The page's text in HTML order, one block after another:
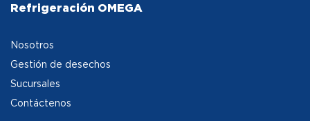
Refrigeración OMEGA
Nosotros
Gestión de desechos
Sucursales
Contáctenos